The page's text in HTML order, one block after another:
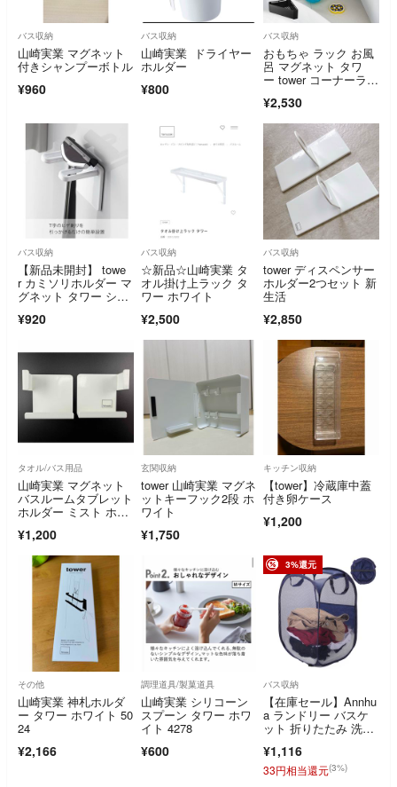
バス収納
山崎実業 マグネット
付きシャンプーボトル
¥960
バス収納
山崎実業 ドライヤー
ホルダー
¥800
バス収納
おもちゃ ラック お風
呂 マグネット タワ
ー tower コーナーラッ
もちゃ入れ おもちゃ
置き 壁面 整理整頓 磁
石 シンプル 三角 ブラ
ック ホワイト 4264 4
265 おしゃれ スタイ
リッシ
¥2,530
バス収納
【新品未開封】 towe
r カミソリホルダー マ
グネット タワー シェ
¥920
バス収納
☆新品☆山崎実業 タ
オル掛け上ラック タ
ワー ホワイト
¥2,500
バス収納
tower ディスペンサー
ホルダー2つセット 新
生活
¥2,850
タオル/バス用品
山崎実業 マグネット
バスルームタブレット
ホルダー ミスト ホワ
¥1,200
玄関収納
tower 山崎実業 マグネ
ットキーフック2段 ホ
ワイト
¥1,750
キッチン収納
【tower】冷蔵庫中蓋
付き卵ケース
¥1,200
その他
山崎実業 神札ホルダ
ー タワー ホワイト 50
24
¥2,166
調理道具/製菓道具
山崎実業 シリコーン
スプーン タワー ホワ
イト 4278
¥600
3%還元
バス収納
【在庫セール】Annhu
a ランドリー バスケ
ット 折りたたみ 洗濯
¥1,116
33円相当還元(3%)